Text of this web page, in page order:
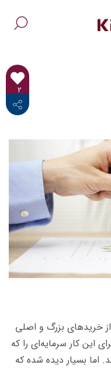
۲
<i class="fab fa-facebook-f"></i>
از خریدهای بزرگ و اصلی
این کار سرمایه‌ای را که
اما بسیار دیده شده که